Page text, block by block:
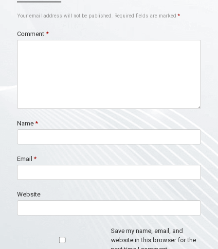
Your email address will not be published. Required fields are marked *
Comment *
Name *
Email *
Website
Save my name, email, and
website in this browser for the